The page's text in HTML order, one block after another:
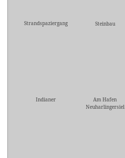
Strandspaziergang Steinbau
Indianer
Am Hafen
Neuharlingersiel